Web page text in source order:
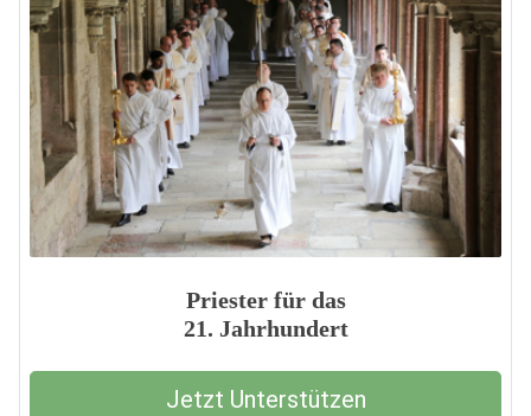
Priester für das
21. Jahrhundert
Jetzt Unterstützen